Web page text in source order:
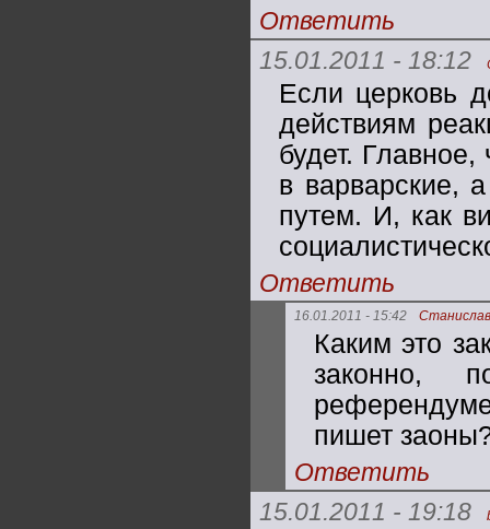
Ответить
15.01.2011 - 18:12
Если церковь
действиям
будет.
в варварские,
путем. И, как
Ответить
16.01.2011 - 15:42 Станислав
Каким это
законно,
пишет
Ответить
15.01.2011 - 19:18